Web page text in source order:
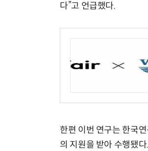
다”고 언급했다.
한편 이번 연구는 한국
의 지원을 받아 수행됐